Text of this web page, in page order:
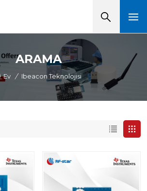
ARAMA
Ev / Ibeacon Teknolojisi